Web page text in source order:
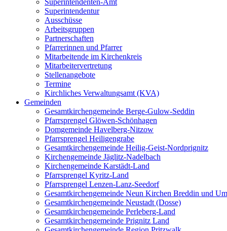
Superintendenten-Amt
Superintendentur
Ausschüsse
Arbeitsgruppen
Partnerschaften
Pfarrerinnen und Pfarrer
Mitarbeitende im Kirchenkreis
Mitarbeitervertretung
Stellenangebote
Termine
Kirchliches Verwaltungsamt (KVA)
Gemeinden
Gesamtkirchengemeinde Berge-Gulow-Seddin
Pfarrsprengel Glöwen-Schönhagen
Domgemeinde Havelberg-Nitzow
Pfarrsprengel Heiligengrabe
Gesamtkirchengemeinde Heilig-Geist-Nordprignitz
Kirchengemeinde Jäglitz-Nadelbach
Kirchengemeinde Karstädt-Land
Pfarrsprengel Kyritz-Land
Pfarrsprengel Lenzen-Lanz-Seedorf
Gesamtkirchengemeinde Neun Kirchen Breddin und
Gesamtkirchengemeinde Neustadt (Dosse)
Gesamtkirchengemeinde Perleberg-Land
Gesamtkirchengemeinde Prignitz Land